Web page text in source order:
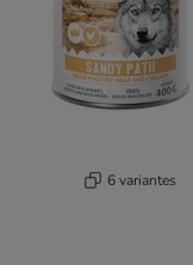
6 variantes